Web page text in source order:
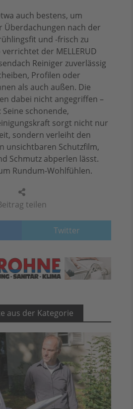
teilen
Twitter
auch bestens, um
Überdachungen nach der
und -frisch zu
der MELLERUD
Reiniger zuverlässig
Profilen oder
als auch außen. Die
dabei nicht angegriffen –
schonende,
sorgt nicht nur
sondern verleiht den
unsichtbaren Schutzfilm,
Schmutz abperlen lässt.
Rundum-Wohlfühlen.
aus der Kategorie